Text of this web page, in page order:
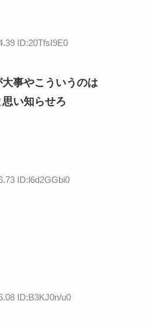
ID:20TfsI9E0
事やこういうのは
い知らせろ
ID:l6d2GGbi0
ID:B3KJ0n/u0